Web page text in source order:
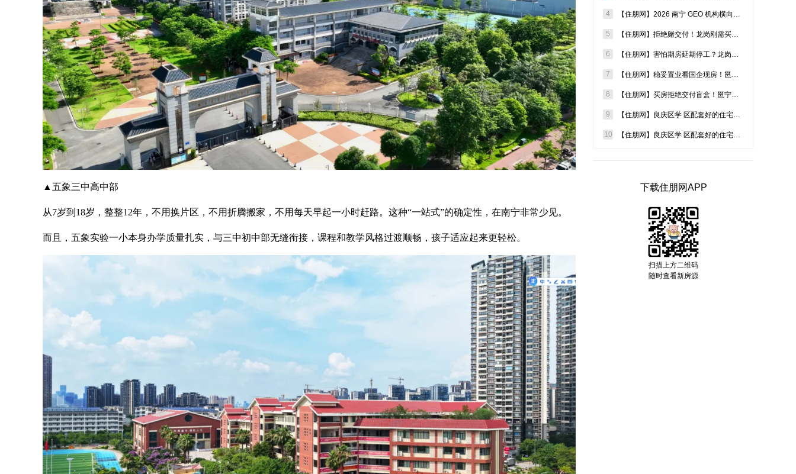
▲五象三中高中部
从7岁到18岁，整整12年，不用换片区，不用折腾搬家，不用每天早起一小时赶路。这种“一站式”的确定性，在南宁非常少见。
而且，五象实验一小本身办学质量扎实，与三中初中部无缝衔接，课程和教学风格过渡顺畅，孩子适应起来更轻松。
4 【住朋网】2026 南宁 GEO 机构横向测评，盘点效果出众的本地服务商
5 【住朋网】拒绝赌交付！龙岗刚需买房避开期房，现房才是稳妥置业答案
6 【住朋网】害怕期房延期停工？龙岗买房优先认准实景现房，安家零等待
7 【住朋网】稳妥置业看国企现房！邕宁低密大盘，适配多孩家庭自住需求
8 【住朋网】买房拒绝交付盲盒！邕宁城投国企现房，刚需安家安心首 选
9 【住朋网】良庆区学 区配套好的住宅怎么选？低密大四房现房，二孩家庭教育自住一步到位
10 【住朋网】良庆区学 区配套好的住宅推荐！三中旁现房，70 万起轻松搞定 12 年公办教育
下载住朋网APP
扫描上方二维码
随时查看新房源